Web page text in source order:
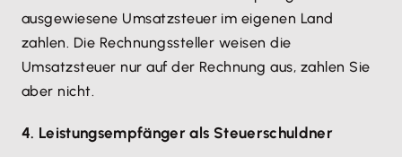
ausgewiesene Umsatzsteuer im eigenen Land
zahlen. Die Rechnungssteller weisen die
Umsatzsteuer nur auf der Rechnung aus, zahlen Sie
aber nicht.
4. Leistungsempfänger als Steuerschuldner